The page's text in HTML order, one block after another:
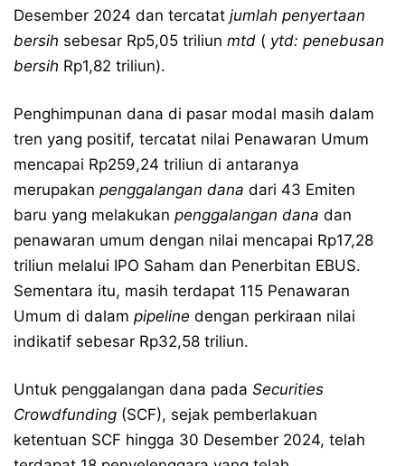
Desember 2024 dan tercatat jumlah penyertaan
bersih sebesar Rp5,05 triliun mtd ( ytd: penebusan
bersih Rp1,82 triliun).
Penghimpunan dana di pasar modal masih dalam
tren yang positif, tercatat nilai Penawaran Umum
mencapai Rp259,24 triliun di antaranya
merupakan penggalangan dana dari 43 Emiten
baru yang melakukan penggalangan dana dan
penawaran umum dengan nilai mencapai Rp17,28
triliun melalui IPO Saham dan Penerbitan EBUS.
Sementara itu, masih terdapat 115 Penawaran
Umum di dalam pipeline dengan perkiraan nilai
indikatif sebesar Rp32,58 triliun.
Untuk penggalangan dana pada Securities
Crowdfunding (SCF), sejak pemberlakuan
ketentuan SCF hingga 30 Desember 2024, telah